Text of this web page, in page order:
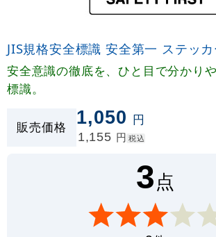
JIS規格安全標識 安全第一 ステッ
安全意識の徹底を、ひと目で分かり
標識。
販売価格 1,050 円
1,155 円 税込
3点